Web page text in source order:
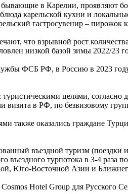
в Карелии, проявляют
карельской кухни и
гастросувенир – пирожок
что взрывной рост
низкой базой зимы 2022/23
ФСБ РФ, в Россию в 2023 году
целями,
визита в РФ, по безвизовому
также оказались граждане
въездной туризм (поездки
въездного турпотока в 3-4 раза
Юго-Восточной Азии и
Hotel Group для Русского